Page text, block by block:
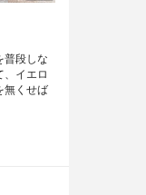
普段しな
、イエロ
無くせば